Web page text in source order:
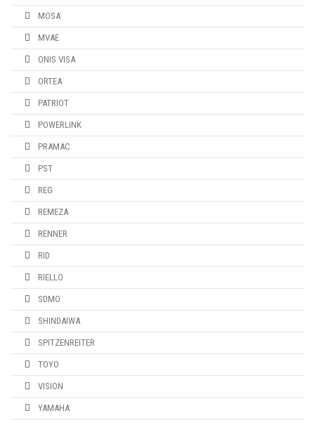
MOSA
MVAE
ONIS VISA
ORTEA
PATRIOT
POWERLINK
PRAMAC
PST
REG
REMEZA
RENNER
RID
RIELLO
SDMO
SHINDAIWA
SPITZENREITER
TOYO
VISION
YAMAHA